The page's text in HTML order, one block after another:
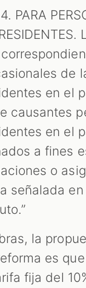
PARA
de
en el
causantes
en el
a fines
o
señalada
la
es
fija del